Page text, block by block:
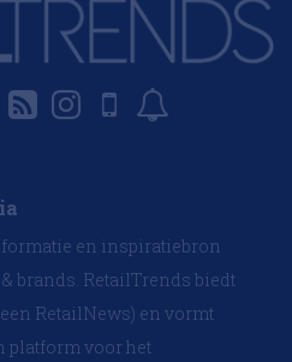
en inspiratiebron
brands. RetailTrends biedt
RetailNews) en vormt
platform voor het